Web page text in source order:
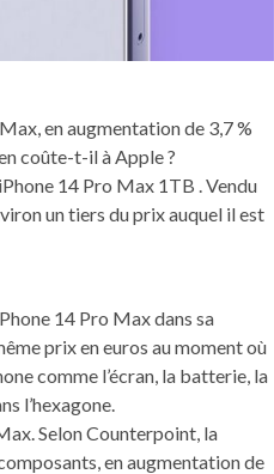
en augmentation de 3,7 %
coûte-t-il à Apple ?
14 Pro Max 1TB . Vendu
un tiers du prix auquel il est
14 Pro Max dans sa
prix en euros au moment où
comme l’écran, la batterie, la
l’hexagone.
Selon Counterpoint, la
en augmentation de